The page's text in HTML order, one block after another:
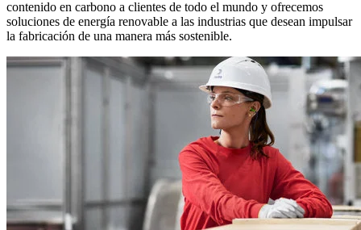
contenido en carbono a clientes de todo el mundo y ofrecemos
soluciones de energía renovable a las industrias que desean impulsar
la fabricación de una manera más sostenible.